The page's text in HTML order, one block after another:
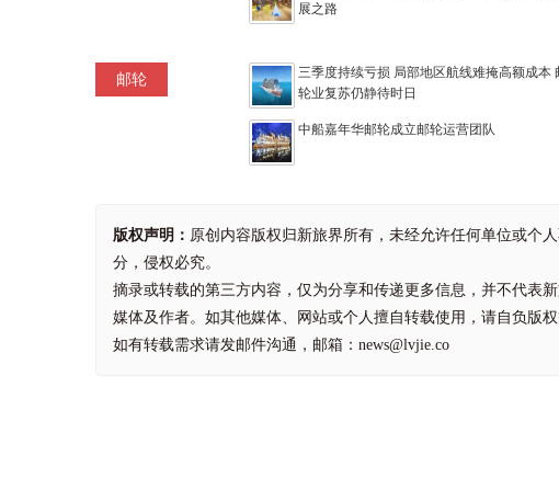
展之路
邮轮
三季度持续亏损 局部地区航线难掩高额成本
轮业复苏仍静待时日
中船嘉年华邮轮成立邮轮运营团队
版权声明： 原创内容版权归新旅界所有，未经允许任何单位或个
分，侵权必究。
摘录或转载的第三方内容，仅为分享和传递更多信息，并不代表
媒体及作者。如其他媒体、网站或个人擅自转载使用，请自负版权
如有转载需求请发邮件沟通，邮箱：news@lvjie.co